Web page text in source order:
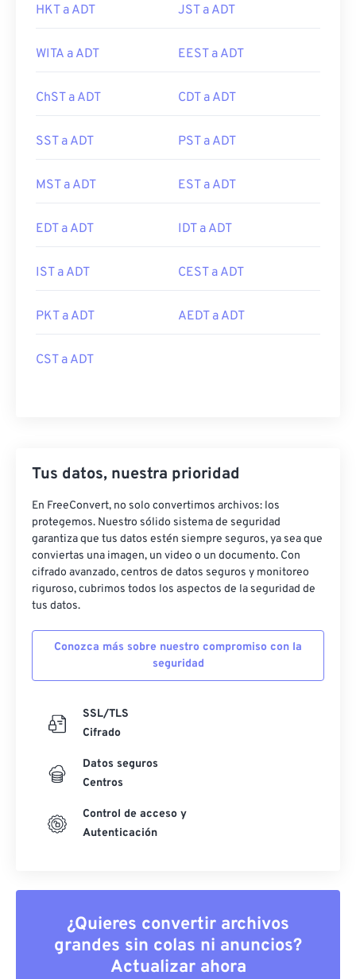
HKT a ADT JST a ADT
WITA a ADT EEST a ADT
ChST a ADT CDT a ADT
SST a ADT PST a ADT
MST a ADT EST a ADT
EDT a ADT IDT a ADT
IST a ADT CEST a ADT
PKT a ADT AEDT a ADT
CST a ADT
Tus datos, nuestra prioridad
En FreeConvert, no solo convertimos archivos: los
protegemos. Nuestro sólido sistema de seguridad
garantiza que tus datos estén siempre seguros, ya sea que
conviertas una imagen, un video o un documento. Con
cifrado avanzado, centros de datos seguros y monitoreo
riguroso, cubrimos todos los aspectos de la seguridad de
tus datos.
Conozca más sobre nuestro compromiso con la
seguridad
SSL/TLS
Cifrado
Datos seguros
Centros
Control de acceso y
Autenticación
¿Quieres convertir archivos
grandes sin colas ni anuncios?
Actualizar ahora